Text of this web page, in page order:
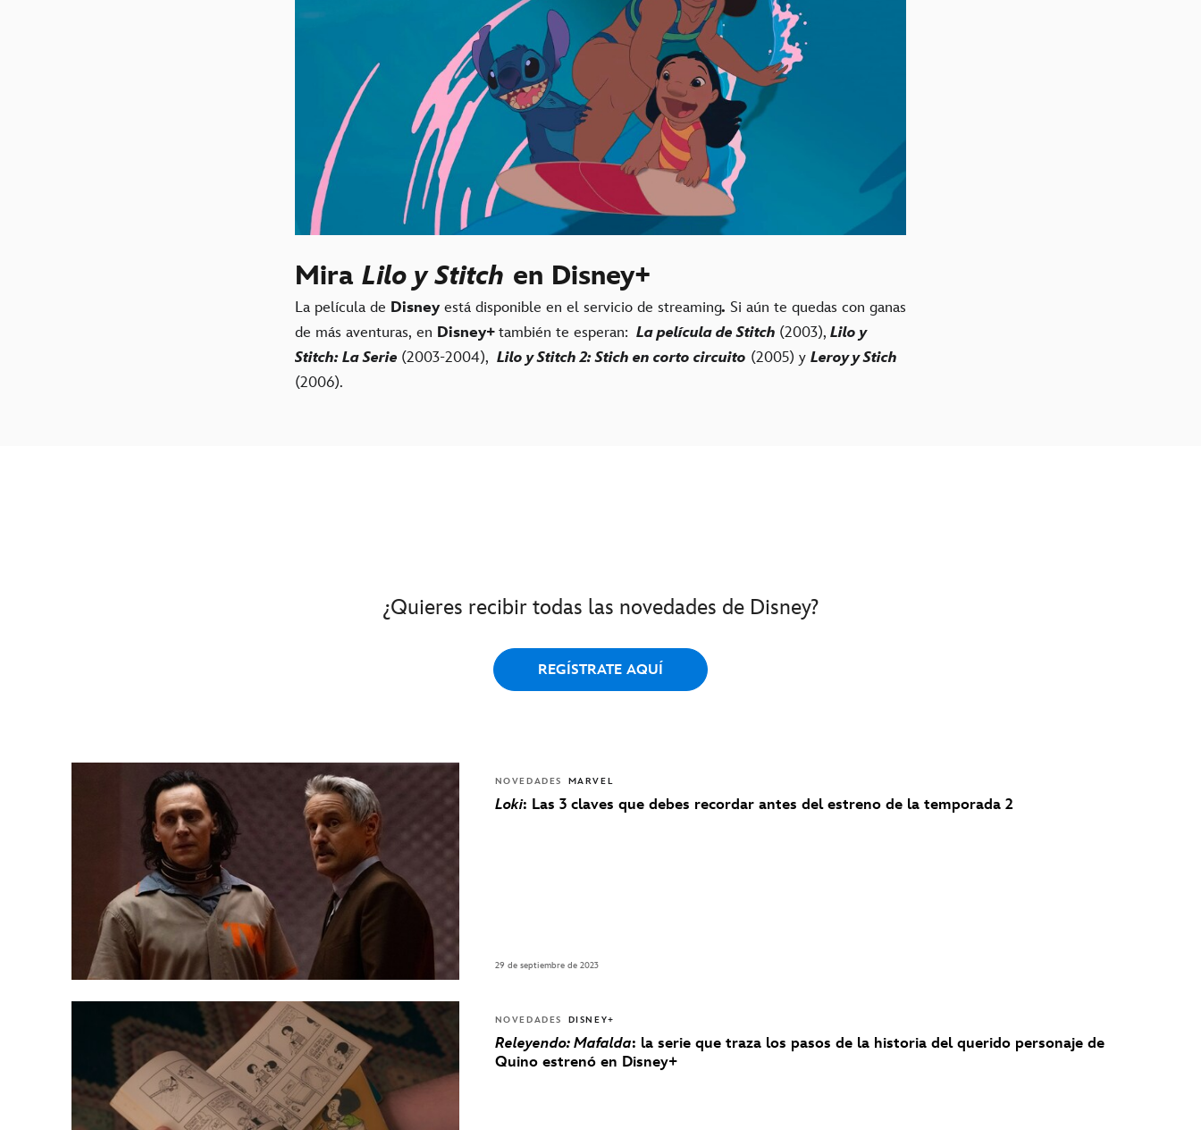
Mira Lilo y Stitch en Disney+
La película de Disney está disponible en el servicio de streaming. Si aún te quedas con ganas
de más aventuras, en Disney+ también te esperan: La película de Stitch (2003), Lilo y
Stitch: La Serie (2003-2004), Lilo y Stitch 2: Stich en corto circuito (2005) y Leroy y Stich
(2006).
¿Quieres recibir todas las novedades de Disney?
REGÍSTRATE AQUÍ
NOVEDADES MARVEL
Loki: Las 3 claves que debes recordar antes del estreno de la temporada 2
29 de septiembre de 2023
NOVEDADES DISNEY+
Releyendo: Mafalda: la serie que traza los pasos de la historia del querido personaje de
Quino estrenó en Disney+